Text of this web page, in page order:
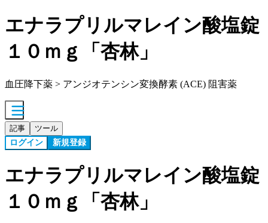
エナラプリルマレイン酸塩錠
１０ｍｇ「杏林」
血圧降下薬 > アンジオテンシン変換酵素 (ACE) 阻害薬
記事 ツール
ログイン 新規登録
エナラプリルマレイン酸塩錠
１０ｍｇ「杏林」